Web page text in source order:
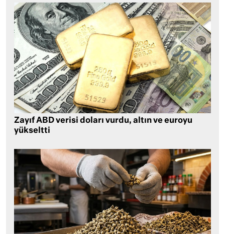
Zayıf ABD verisi doları vurdu, altın ve euroyu
yükseltti